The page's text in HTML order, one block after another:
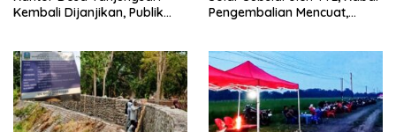
Kembali Dijanjikan, Publik
Pengembalian Mencuat,